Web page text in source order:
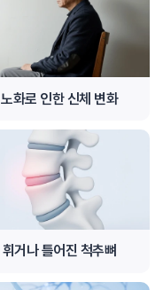
노화로 인한 신체 변화
휘거나 틀어진 척추뼈